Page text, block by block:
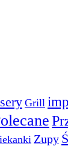
Grill
Zupy